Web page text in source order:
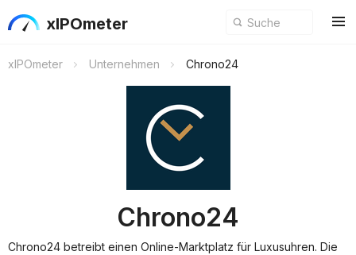
xIPOmeter
xIPOmeter Unternehmen Chrono24
Chrono24
Chrono24 betreibt einen Online-Marktplatz für Luxusuhren. Die